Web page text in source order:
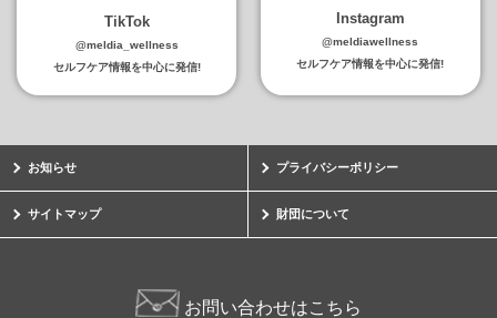
TikTok
@meldia_wellness
セルフケア情報を中心に発信!
Instagram
@meldiawellness
セルフケア情報を中心に発信!
お知らせ プライバシーポリシー
サイトマップ 財団について
お問い合わせはこちら